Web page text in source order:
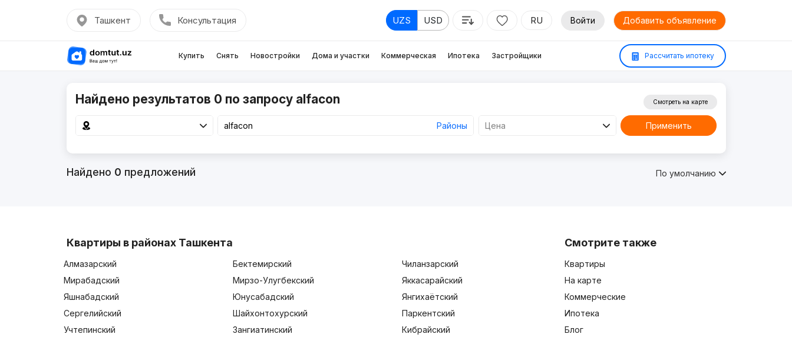
Ташкент Консультация UZS USD RU Войти Добавить объявление
Купить Снять Новостройки Дома и участки Коммерческая Ипотека Застройщики Рассчитать ипотеку
Найдено результатов 0 по запросу alfacon
Районы Цена
Смотреть на карте
Применить
Найдено 0 предложений По умолчанию
Квартиры в районах Ташкента
Алмазарский Бектемирский
Чиланзарский
Мирабадский
Мирзо-Улугбекский
Яккасарайский
Яшнабадский
Юнусабадский
Янгихаётский
Сергелийский
Шайхонтохурский
Паркентский
Учтепинский
Зангиатинский Кибрайский
Смотрите также
Квартиры
На карте
Коммерческие
Ипотека
Блог